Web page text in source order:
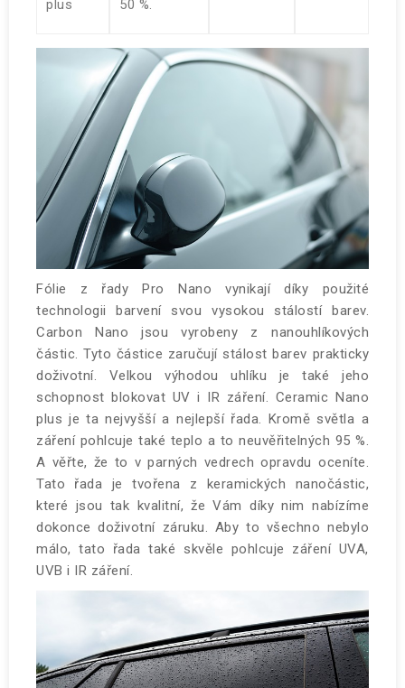
plus
50 %.
Fólie z řady Pro Nano vynikají díky použité
technologii barvení svou vysokou stálostí barev.
Carbon Nano jsou vyrobeny z nanouhlíkových
částic. Tyto částice zaručují stálost barev prakticky
doživotní. Velkou výhodou uhlíku je také jeho
schopnost blokovat UV i IR záření. Ceramic Nano
plus je ta nejvyšší a nejlepší řada. Kromě světla a
záření pohlcuje také teplo a to neuvěřitelných 95 %.
A věřte, že to v parných vedrech opravdu oceníte.
Tato řada je tvořena z keramických nanočástic,
které jsou tak kvalitní, že Vám díky nim nabízíme
dokonce doživotní záruku. Aby to všechno nebylo
málo, tato řada také skvěle pohlcuje záření UVA,
UVB i IR záření.